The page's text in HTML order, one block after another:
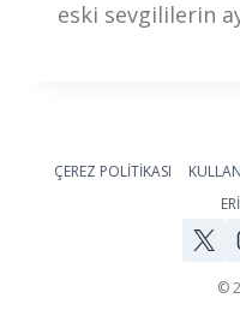
eski sevgililerin
ÇEREZ POLİTİKASI
©